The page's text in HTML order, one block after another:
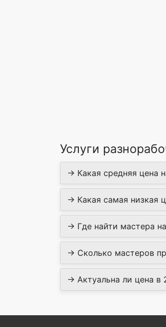
Услуги
→ Какая средняя цена
→ Какая самая низкая
→ Где найти мастера
→ Сколько мастеров
→ Актуальна ли цена в